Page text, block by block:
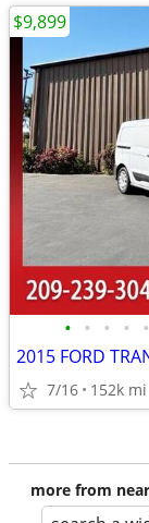
• • • • •
7/16 152k mi
$9,899
more from